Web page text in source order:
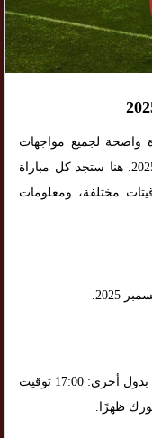
واضحة لجميع مواجهات
كرة القدم للرجال المقررة يوم 29 ديسمبر 2025. هنا ستجد كل مباراة
مختلفة، ومعلومات
موعد المباراة: 18:00 بتوقيت القاهرة. مواقيت بدول أخرى: 17:00 توقيت